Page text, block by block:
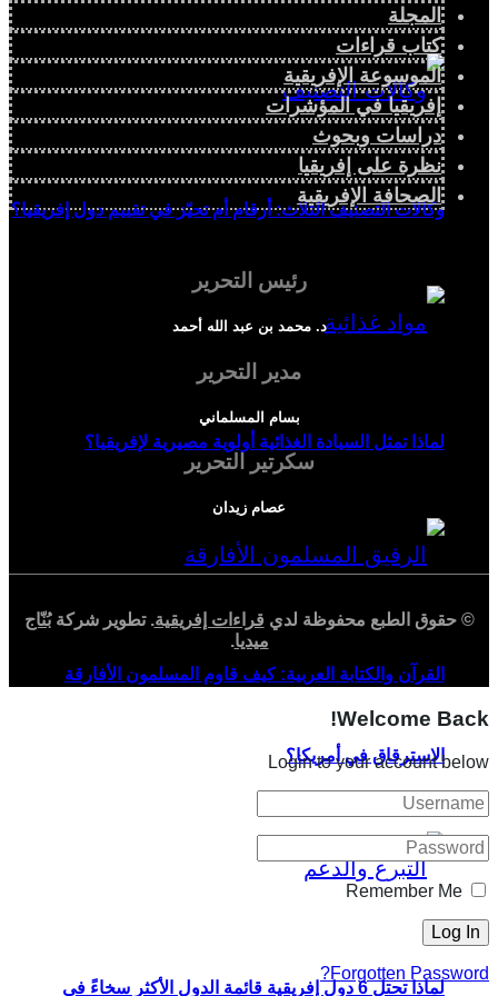
وكالات التصنيف الثلاث: أرقام أم تحيّز في تقييم دول إفريقيا؟
لماذا تمثل السيادة الغذائية أولوية مصيرية لإفريقيا؟
القرآن والكتابة العربية: كيف قاوم المسلمون الأفارقة
الاسترقاق في أمريكا؟
لماذا تحتل 6 دول إفريقية قائمة الدول الأكثر سخاءً في
المجلة
كتاب قراءات
الموسوعة الإفريقية
إفريقيا في المؤشرات
دراسات وبحوث
نظرة على إفريقيا
الصحافة الإفريقية
رئيس التحرير
د. محمد بن عبد الله أحمد
مدير التحرير
بسام المسلماني
سكرتير التحرير
عصام زيدان
© حقوق الطبع محفوظة لدي قراءات إفريقية. تطوير شركةبُنّاج
ميديا.
Welcome Back!
Login to your account below
Remember Me
Forgotten Password?